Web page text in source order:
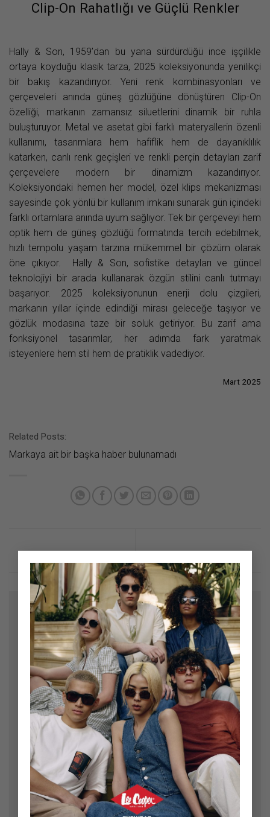
×
Clip-On Rahatlığı ve Güçlü Renkler
Hally & Son, 1959’dan bu yana sürdürdüğü ince işçilikle
ortaya koyduğu klasik tarza, 2025 koleksiyonunda yenilikçi
bir bakış kazandırıyor. Yeni renk kombinasyonları ve
çerçeveleri anında güneş gözlüğüne dönüştüren Clip-On
özelliği, markanın zamansız siluetlerini dinamik bir ruhla
buluşturuyor. Metal ve asetat gibi farklı materyallerin özenli
kullanımı, tasarımlara hem hafiflik hem de dayanıklılık
katarken, canlı renk geçişleri ve renkli perçin detayları zarif
çerçevelere modern bir dinamizm kazandırıyor.
Koleksiyondaki hemen her model, özel klips mekanizması
sayesinde çok yönlü bir kullanım imkanı sunarak gün içindeki
farklı ortamlara anında uyum sağlıyor. Tek bir çerçeveyi hem
optik hem de güneş gözlüğü formatında tercih edebilmek,
hızlı tempolu yaşam tarzına mükemmel bir çözüm olarak
öne çıkıyor. Hally & Son, sofistike detayları ve güncel
teknolojiyi bir arada kullanarak özgün stilini canlı tutmayı
başarıyor. 2025 koleksiyonunun enerji dolu çizgileri,
markanın yıllar içinde edindiği mirası geleceğe taşıyor ve
gözlük modasına taze bir soluk getiriyor. Bu zarif ama
fonksiyonel tasarımlar, her adımda fark yaratmak
isteyenlere hem stil hem de pratiklik vadediyor.
Mart 2025
Related Posts:
Markaya ait bir başka haber bulunamadı
Bir yanıt yazın
E-posta adresiniz yayınlanmayacak. Gerekli alanlar*
ile işaretlenmişlerdir
Yorum*
Ad*